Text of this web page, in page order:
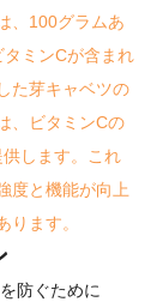
、100グラムあ
ミンCが含まれ
た芽キャベツの
、ビタミンCの
します。これ
度と機能が向上
ります。
防ぐために